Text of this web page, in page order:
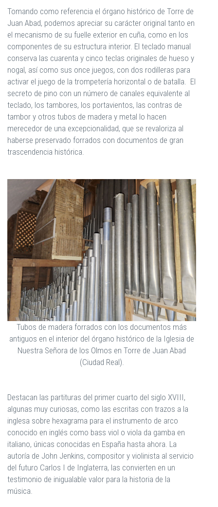
Tomando como referencia el órgano histórico de Torre de
Juan Abad, podemos apreciar su carácter original tanto en
el mecanismo de su fuelle exterior en cuña, como en los
componentes de su estructura interior. El teclado manual
conserva las cuarenta y cinco teclas originales de hueso y
nogal, así como sus once juegos, con dos rodilleras para
activar el juego de la trompetería horizontal o de batalla. El
secreto de pino con un número de canales equivalente al
teclado, los tambores, los portavientos, las contras de
tambor y otros tubos de madera y metal lo hacen
merecedor de una excepcionalidad, que se revaloriza al
haberse preservado forrados con documentos de gran
trascendencia histórica.
Tubos de madera forrados con los documentos más
antiguos en el interior del órgano histórico de la Iglesia de
Nuestra Señora de los Olmos en Torre de Juan Abad
(Ciudad Real).
Destacan las partituras del primer cuarto del siglo XVIII,
algunas muy curiosas, como las escritas con trazos a la
inglesa sobre hexagrama para el instrumento de arco
conocido en inglés como bass viol o viola da gamba en
italiano, únicas conocidas en España hasta ahora. La
autoría de John Jenkins, compositor y violinista al servicio
del futuro Carlos I de Inglaterra, las convierten en un
testimonio de inigualable valor para la historia de la
música.